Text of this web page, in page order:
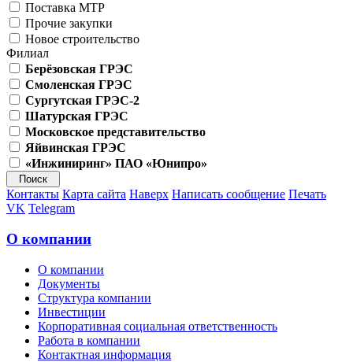
Поставка МТР
Прочие закупки
Новое строительство
Филиал
Берёзовская ГРЭС
Смоленская ГРЭС
Сургутская ГРЭС-2
Шатурская ГРЭС
Московское представительство
Яйвинская ГРЭС
«Инжиниринг» ПАО «Юнипро»
Контакты Карта сайта Наверх Написать сообщение Печать
VK Telegram
О компании
О компании
Документы
Структура компании
Инвестиции
Корпоративная социальная ответственность
Работа в компании
Контактная информация